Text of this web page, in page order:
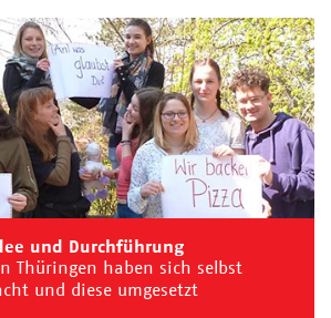
und Durchführung
Thüringen haben sich selbst
und diese umgesetzt